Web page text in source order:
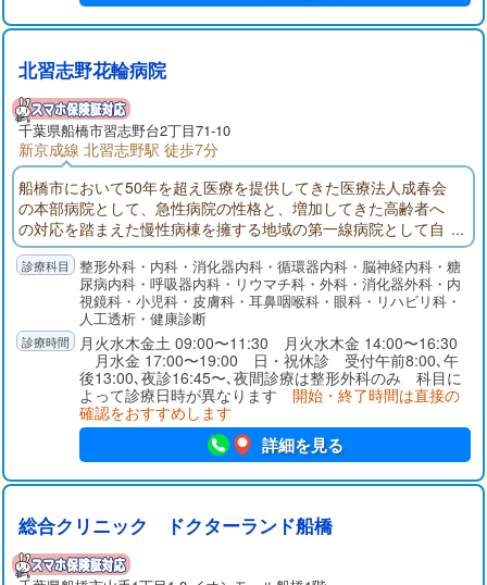
北習志野花輪病院
千葉県船橋市習志野台2丁目71-10
新京成線 北習志野駅 徒歩7分
船橋市において50年を超え医療を提供してきた医療法人成春会
の本部病院として、急性病院の性格と、増加してきた高齢者へ
の対応を踏まえた慢性病棟を擁する地域の第一線病院として自
負しております。人工透析センターでは永年蓄積したデータと
経験、最新の透析機械により外来・入院治療を行っておりま
す。人工関節脊椎センターでは関節や腰等の痛みの治療を行っ
ております。特にひざ人工関節置換術は北海道や鹿児島、中
国・アメリカより手術を受けに来院頂いております。
整形外科・内科・消化器内科・循環器内科・脳神経内科・糖
尿病内科・呼吸器内科・リウマチ科・外科・消化器外科・内
視鏡科・小児科・皮膚科・耳鼻咽喉科・眼科・リハビリ科・
人工透析・健康診断
月火水木金土 09:00〜11:30 月火水木金 14:00〜16:30
月水金 17:00〜19:00 日・祝休診 受付午前8:00､午
後13:00､夜診16:45〜､夜間診療は整形外科のみ 科目に
よって診療日時が異なります 開始・終了時間は直接の
確認をおすすめします
詳細を見る
総合クリニック ドクターランド船橋